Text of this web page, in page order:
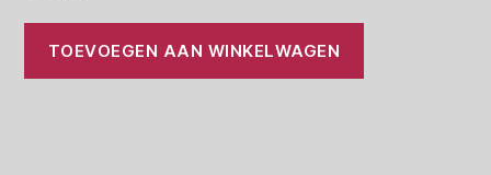
TOEVOEGEN AAN WINKELWAGEN